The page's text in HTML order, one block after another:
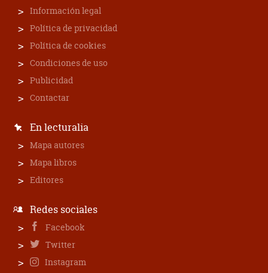
Información legal
Política de privacidad
Política de cookies
Condiciones de uso
Publicidad
Contactar
En lecturalia
Mapa autores
Mapa libros
Editores
Redes sociales
Facebook
Twitter
Instagram